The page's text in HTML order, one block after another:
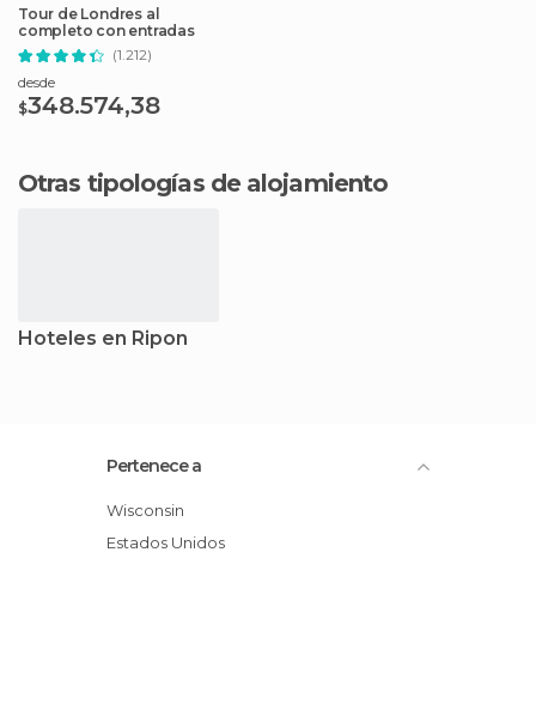
Tour de Londres al
completo con entradas
(1.212)
desde
$348.574,38
Otras tipologías de alojamiento
Hoteles en Ripon
Pertenece a
Wisconsin
Estados Unidos